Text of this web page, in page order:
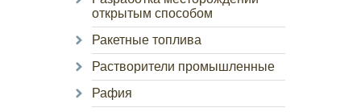
открытым способом
Ракетные топлива
Растворители промышленные
Рафия